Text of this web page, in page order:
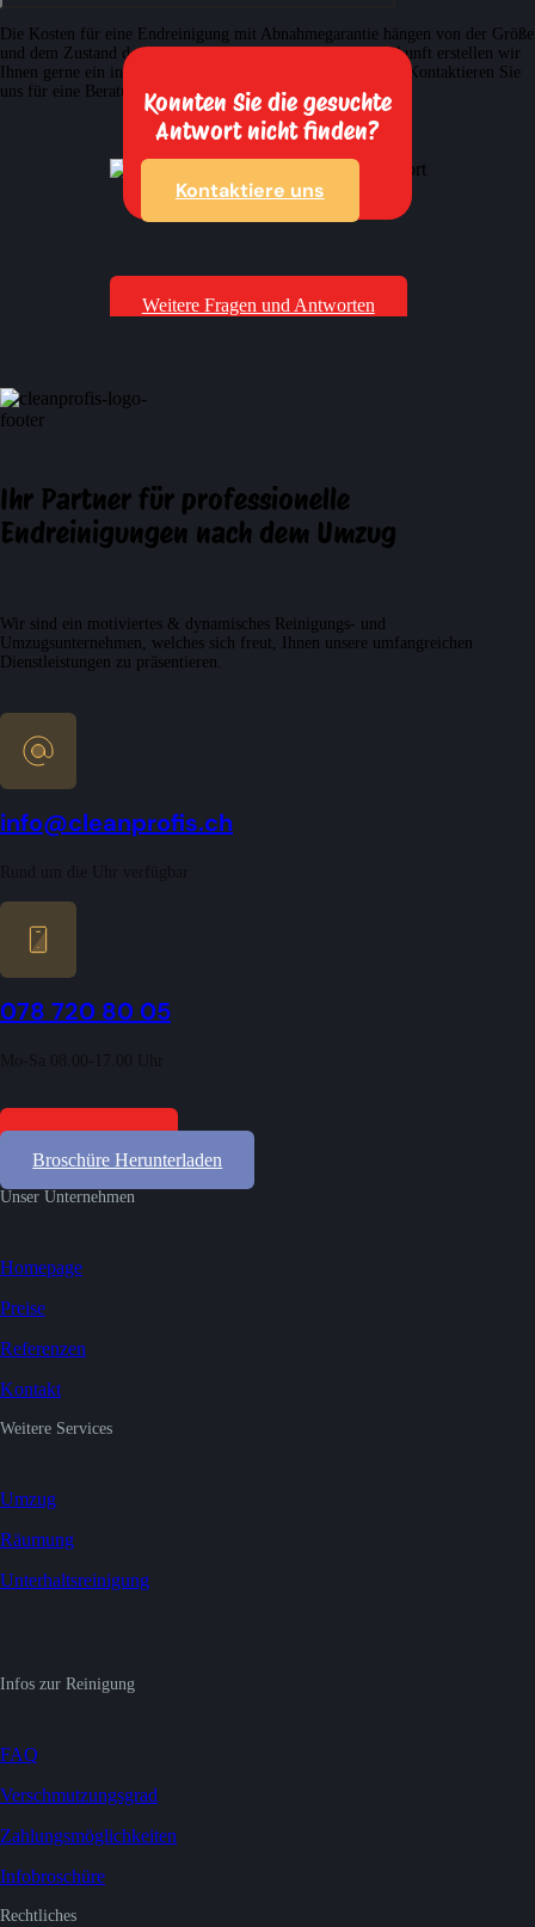
Konnten Sie die gesuchte
Antwort nicht finden?
Kontaktiere uns
Weitere Fragen und Antworten
Die Kosten für eine Endreinigung mit Abnahmegarantie hängen von der Größe
und dem Zustand des Objekts ab. Für eine genaue Preisauskunft erstellen wir
Ihnen gerne ein individuelles und unverbindliches Angebot. Kontaktieren Sie
uns für eine Beratung und einen Kostenvoranschlag.
Ihr Partner für professionelle
Endreinigungen nach dem Umzug
Wir sind ein motiviertes & dynamisches Reinigungs- und
Umzugsunternehmen, welches sich freut, Ihnen unsere umfangreichen
Dienstleistungen zu präsentieren.
info@cleanprofis.ch
078 720 80 05
Gratis Offerten
Broschüre Herunterladen
Unser Unternehmen
Homepage
Preise
Referenzen
Kontakt
Weitere Services
Umzug
Räumung
Unterhaltsreinigung
Infos zur Reinigung
FAQ
Verschmutzungsgrad
Zahlungsmöglichkeiten
Infobroschüre
Rechtliches